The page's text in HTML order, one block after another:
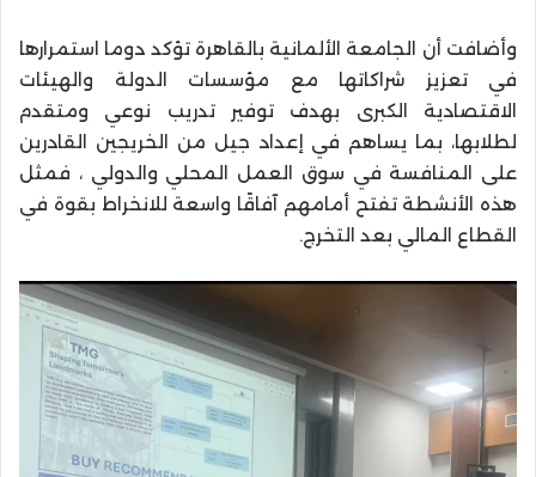
وأضافت أن الجامعة الألمانية بالقاهرة تؤكد دوما استمرارها
في تعزيز شراكاتها مع مؤسسات الدولة والهيئات
الاقتصادية الكبرى بهدف توفير تدريب نوعي ومتقدم
لطلابها، بما يساهم في إعداد جيل من الخريجين القادرين
على المنافسة في سوق العمل المحلي والدولي ، فمثل
هذه الأنشطة تفتح أمامهم آفاقًا واسعة للانخراط بقوة في
القطاع المالي بعد التخرج.